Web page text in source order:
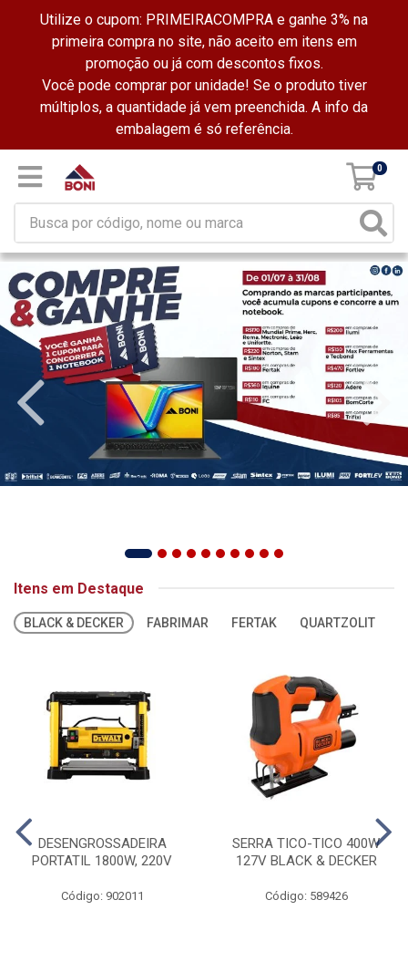
Utilize o cupom: PRIMEIRACOMPRA e ganhe 3% na
primeira compra no site, não aceito em itens em
promoção ou já com descontos fixos.
Você pode comprar por unidade! Se o produto tiver
múltiplos, a quantidade já vem preenchida. A info da
embalagem é só referência.
0
Itens em Destaque
BLACK & DECKER FABRIMAR FERTAK QUARTZOLIT
DESENGROSSADEIRA
PORTATIL 1800W, 220V
Código: 902011
SERRA TICO-TICO 400W
127V BLACK & DECKER
Código: 589426